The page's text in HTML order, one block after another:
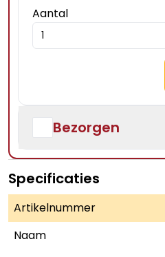
Aantal
Bezorgen
Specificaties
Artikelnummer
Naam